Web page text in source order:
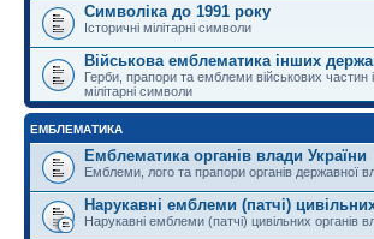
Символіка до 1991 року
Історичні мілітарні символи
Військова емблематика інших
Герби, прапори та емблеми військових частин і
мілітарні символи
ЕМБЛЕМАТИКА
Емблематика органів влади України
Емблеми, лого та прапори органів державної
Нарукавні емблеми (патчі)
Нарукавні емблеми (патчі) цивільних органів